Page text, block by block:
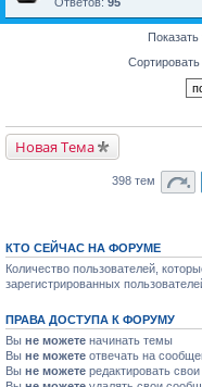
Сортировать
Новая Тема
398 тем
КТО СЕЙЧАС НА ФОРУМЕ
Количество пользователей,
зарегистрированных
ПРАВА ДОСТУПА К ФОРУМУ
Вы не можете начинать темы
Вы не можете отвечать на
Вы не можете редактировать